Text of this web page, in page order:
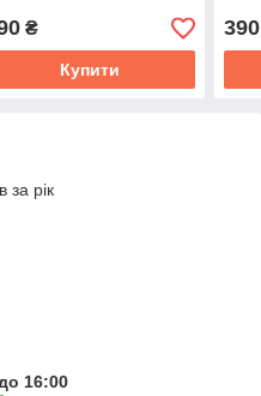
₴
Купити
390
за рік
16:00